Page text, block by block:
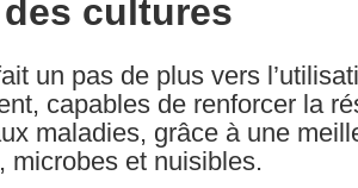
cultures
un pas de plus vers
capables de renforcer la
maladies, grâce à une
microbes et nuisibles.